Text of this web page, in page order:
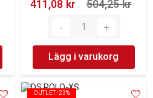
411,08 kr‎
504,25 kr‎
Lägg i varukorg
OUTLET -23%
OUTLET -23%